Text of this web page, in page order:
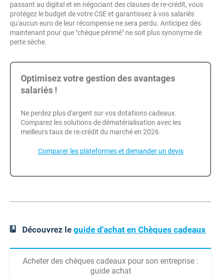
passant au digital et en négociant des clauses de re-crédit, vous
protégez le budget de votre CSE et garantissez à vos salariés
qu'aucun euro de leur récompense ne sera perdu. Anticipez dès
maintenant pour que "chèque périmé" ne soit plus synonyme de
perte sèche.
Optimisez votre gestion des avantages
salariés !
Ne perdez plus d'argent sur vos dotations cadeaux.
Comparez les solutions de dématérialisation avec les
meilleurs taux de re-crédit du marché en 2026.
Comparer les plateformes et demander un devis
Découvrez leguide d'achat en Chèques cadeaux
Acheter des chèques cadeaux pour son entreprise :
guide achat